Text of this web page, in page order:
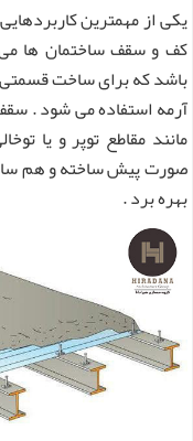
یکی از مهمترین
کف و سقف ساختمان ها
باشد که برای ساخت قسمتی
آرمه استفاده می شود .
مانند مقاطع توپر و یا
صورت پیش ساخته و هم
بهره برد .